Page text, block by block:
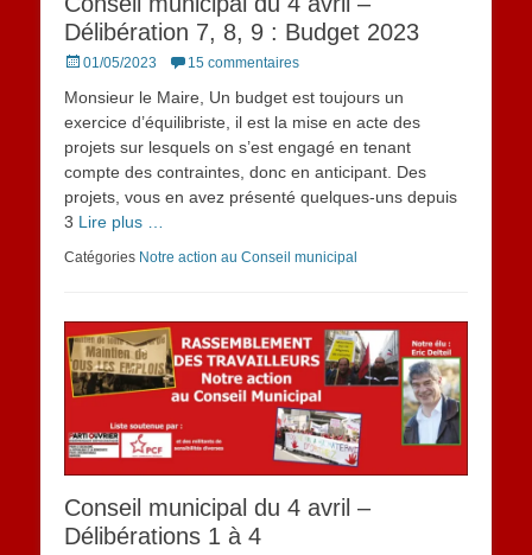
Délibération 7, 8, 9 : Budget 2023
Posted
01/05/2023 15 commentaires
Monsieur le Maire, Un budget est toujours un
exercice d’équilibriste, il est la mise en acte des
projets sur lesquels on s’est engagé en tenant
compte des contraintes, donc en anticipant. Des
projets, vous en avez présenté quelques-uns depuis
3 Lire plus …
Catégories Notre action au Conseil municipal
Conseil municipal du 4 avril –
Délibérations 1 à 4